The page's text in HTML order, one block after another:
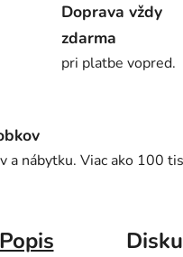
Doprava vždy
zdarma
pri platbe vopred.
a nábytku. Viac ako 100
Popis